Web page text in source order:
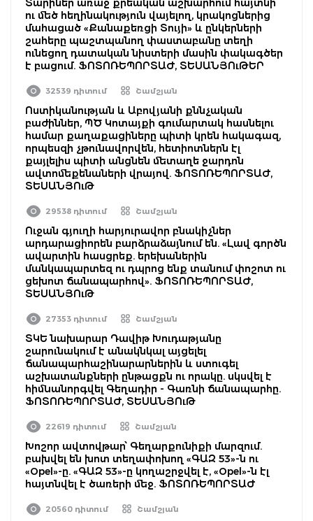
Տարիներ առաջ քրեական աշխարհում հայտնի
ու մեծ հեղինակություն վայելող, կրակոցներից
մահացած «Քանաքեռցի Տույի» և ընկերների
շահերը պաշտպանող փաստաբանը տեղի
ունեցող դատական նիստերի մասին փակագծեր
է բացում. ՖՈՏՈՌԵՊՈՐՏԱԺ, ՏԵՍԱՆՅՈւԹԵՐ
32539 դիտում Շամշյան
Ոստիկանության և Աբովյանի քննչական
բաժիններ, ՊԾ Կոտայքի գումարտակ հասնելու
համար քաղաքացիները պիտի կրեն հակագազ,
որպեսզի չթունավորվեն, հետիոտներն էլ
քայլելիս պիտի անցնեն մետաղե ջարդոն
ավտոմեքենաների վրայով. ՖՈՏՈՌԵՊՈՐՏԱԺ,
ՏԵՍԱՆՅՈւԹ
29538 դիտում Շամշյան
Ուջան գյուղի հարյուրավոր բնակիչներ
արդարացիորեն բարձրաձայնում են. «Լավ գործն
ավարտին հասցրեք. երեխաներին
մանկապարտեզ ու դպրոց ենք տանում փոշոտ ու
ցեխոտ ճանապարհով». ՖՈՏՈՌԵՊՈՐՏԱԺ,
ՏԵՍԱՆՅՈւԹ
27353 դիտում Շամշյան
ՏԿԵ նախարար Դավիթ Խուդաթյանը
շարունակում է անակնկալ այցելել
ճանապարհաշինարարներին և ստուգել
աշխատանքների ընթացքն ու որակը. սկսվել է
հիմնանորգվել Գեղադիր - Գառնի ճանապարհը.
ՖՈՏՈՌԵՊՈՐՏԱԺ, ՏԵՍԱՆՅՈւԹ
22619 դիտում Շամշյան
Խոշոր ավտովթար՝ Գեղարքունիքի մարզում.
բախվել են խոտ տեղափոխող «ԳԱԶ 53»-ն ու
«Opel»-ը. «ԳԱԶ 53»-ը կողաշրջվել է, «Opel»-ն էլ
հայտնվել է ծառերի մեջ. ՖՈՏՈՌԵՊՈՐՏԱԺ
20560 դիտում Շամշյան